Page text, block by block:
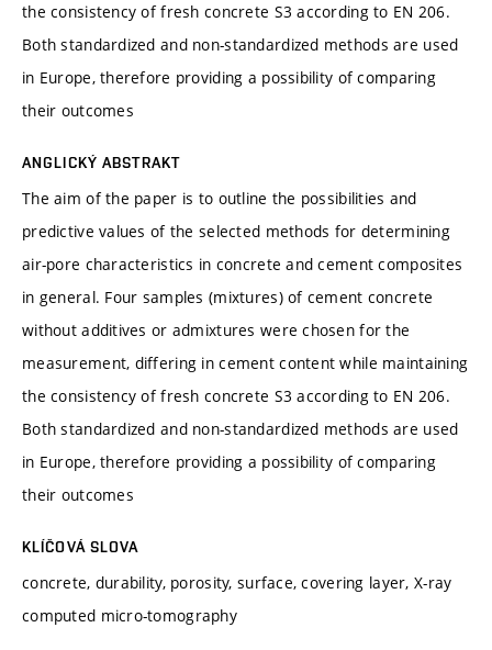
the consistency of fresh concrete S3 according to EN 206.
Both standardized and non-standardized methods are used
in Europe, therefore providing a possibility of comparing
their outcomes
ANGLICKÝ ABSTRAKT
The aim of the paper is to outline the possibilities and
predictive values of the selected methods for determining
air-pore characteristics in concrete and cement composites
in general. Four samples (mixtures) of cement concrete
without additives or admixtures were chosen for the
measurement, differing in cement content while maintaining
the consistency of fresh concrete S3 according to EN 206.
Both standardized and non-standardized methods are used
in Europe, therefore providing a possibility of comparing
their outcomes
KLÍČOVÁ SLOVA
concrete, durability, porosity, surface, covering layer, X-ray
computed micro-tomography